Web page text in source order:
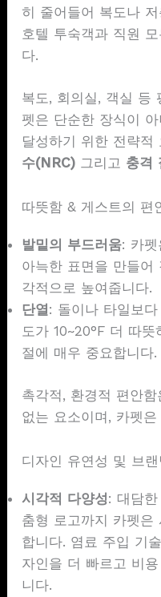
히 줄어들어 복도나
호텔 투숙객과 직원
다.
복도, 회의실, 객실 등
펫은 단순한 장식이
달성하기 위한 전략적
수(NRC)그리고 충격
따뜻함 & 게스트의 편
발밑의 부드러움: 카펫
아늑한 표면을 만들어
각적으로 높여줍니다.
단열 : 돌이나 타일보
도가 10~20°F 더 따
절에 매우 중요합니다.
촉각적, 환경적 편안
없는 요소이며, 카펫
디자인 유연성 및 브랜
시각적 다양성: 대담
춤형 로고까지 카펫은
합니다. 염료 주입 기
자인을 더 빠르고 비
니다.